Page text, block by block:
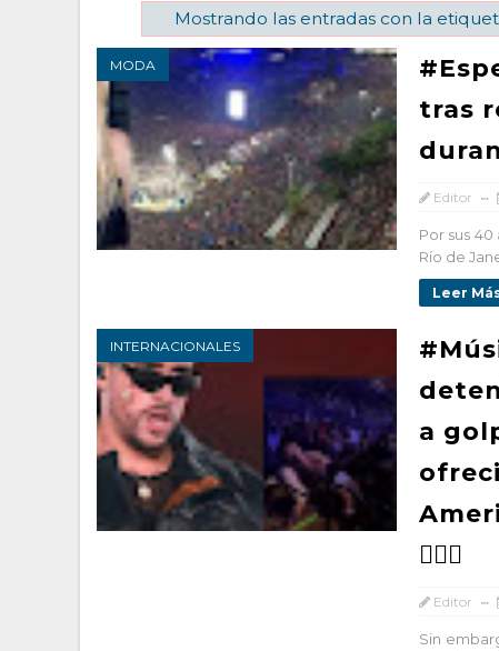
Mostrando las entradas con la
MODA
tras
Editor
Por sus
Río de
Leer
INTERNACIONALES
a
🤦🏻‍♀️
Editor
Sin